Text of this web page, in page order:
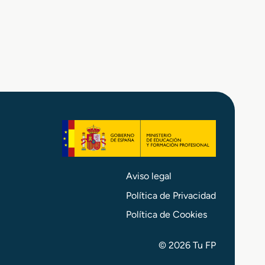
Aviso legal
Política de Privacidad
Política de Cookies
© 2026 Tu FP